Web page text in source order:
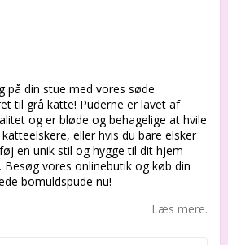
favorites
din stue med vores søde
til grå katte! Puderne er lavet af
og er bløde og behagelige at hvile
eller hvis du bare elsker
en unik stil og hygge til dit hjem
Besøg vores onlinebutik og køb din
bomuldspude nu!
Læs mere.